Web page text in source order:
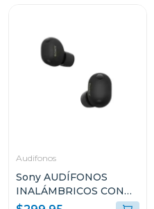
Audifonos
Sony AUDÍFONOS
INALÁMBRICOS CON
NOISE CANCELLING